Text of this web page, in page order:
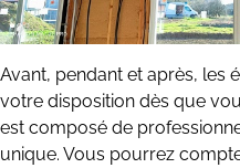
Avant, pendant et après, les
votre disposition dès que
est composé de
unique. Vous pourrez